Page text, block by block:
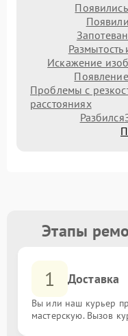
Искажение
Проблемы с
расстояниях
Разбился
Этапы
1 Доставка
Вы или наш курьер
мастерскую. Вызов